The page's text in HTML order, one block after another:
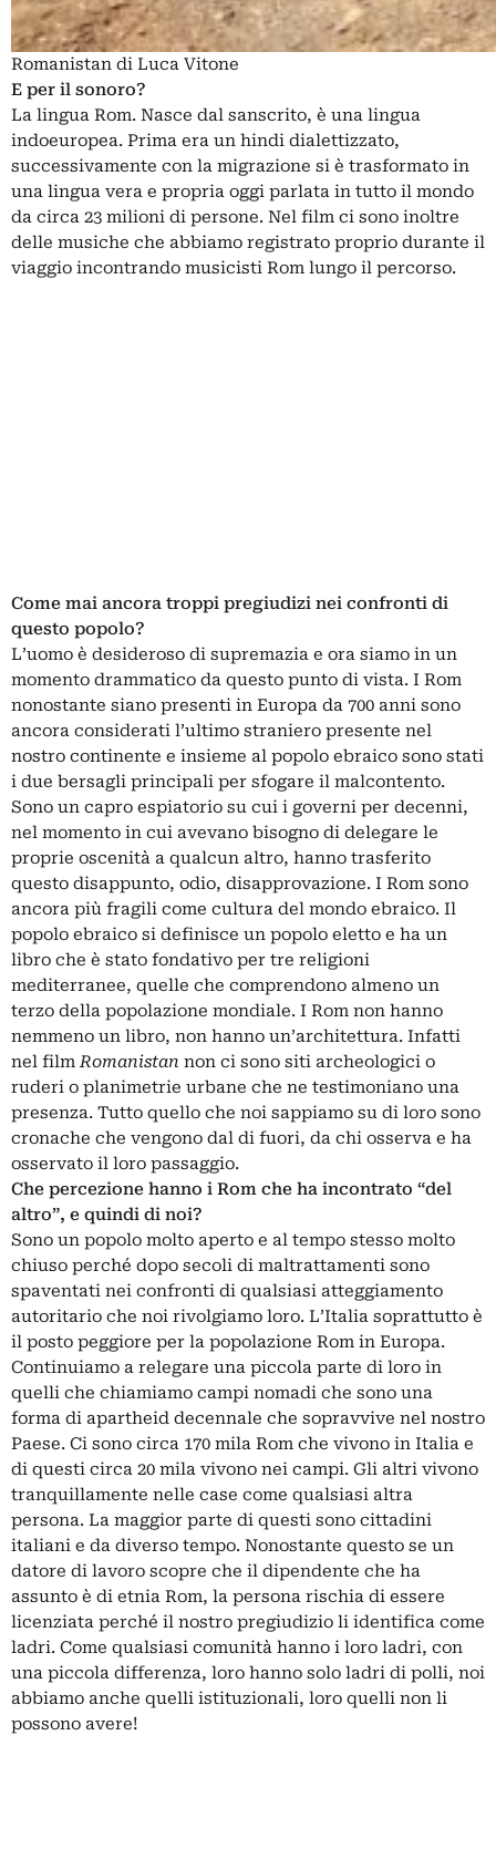
Romanistan di Luca Vitone
E per il sonoro?
La lingua Rom. Nasce dal sanscrito, è una lingua
indoeuropea. Prima era un hindi dialettizzato,
successivamente con la migrazione si è trasformato in
una lingua vera e propria oggi parlata in tutto il mondo
da circa 23 milioni di persone. Nel film ci sono inoltre
delle musiche che abbiamo registrato proprio durante il
viaggio incontrando musicisti Rom lungo il percorso.
Come mai ancora troppi pregiudizi nei confronti di
questo popolo?
L’uomo è desideroso di supremazia e ora siamo in un
momento drammatico da questo punto di vista. I Rom
nonostante siano presenti in Europa da 700 anni sono
ancora considerati l’ultimo straniero presente nel
nostro continente e insieme al popolo ebraico sono stati
i due bersagli principali per sfogare il malcontento.
Sono un capro espiatorio su cui i governi per decenni,
nel momento in cui avevano bisogno di delegare le
proprie oscenità a qualcun altro, hanno trasferito
questo disappunto, odio, disapprovazione. I Rom sono
ancora più fragili come cultura del mondo ebraico. Il
popolo ebraico si definisce un popolo eletto e ha un
libro che è stato fondativo per tre religioni
mediterranee, quelle che comprendono almeno un
terzo della popolazione mondiale. I Rom non hanno
nemmeno un libro, non hanno un’architettura. Infatti
nel filmRomanistan non ci sono siti archeologici o
ruderi o planimetrie urbane che ne testimoniano una
presenza. Tutto quello che noi sappiamo su di loro sono
cronache che vengono dal di fuori, da chi osserva e ha
osservato il loro passaggio.
Che percezione hanno i Rom che ha incontrato “del
altro”, e quindi di noi?
Sono un popolo molto aperto e al tempo stesso molto
chiuso perché dopo secoli di maltrattamenti sono
spaventati nei confronti di qualsiasi atteggiamento
autoritario che noi rivolgiamo loro. L’Italia soprattutto è
il posto peggiore per la popolazione Rom in Europa.
Continuiamo a relegare una piccola parte di loro in
quelli che chiamiamo campi nomadi che sono una
forma di apartheid decennale che sopravvive nel nostro
Paese. Ci sono circa 170 mila Rom che vivono in Italia e
di questi circa 20 mila vivono nei campi. Gli altri vivono
tranquillamente nelle case come qualsiasi altra
persona. La maggior parte di questi sono cittadini
italiani e da diverso tempo. Nonostante questo se un
datore di lavoro scopre che il dipendente che ha
assunto è di etnia Rom, la persona rischia di essere
licenziata perché il nostro pregiudizio li identifica come
ladri. Come qualsiasi comunità hanno i loro ladri, con
una piccola differenza, loro hanno solo ladri di polli, noi
abbiamo anche quelli istituzionali, loro quelli non li
possono avere!